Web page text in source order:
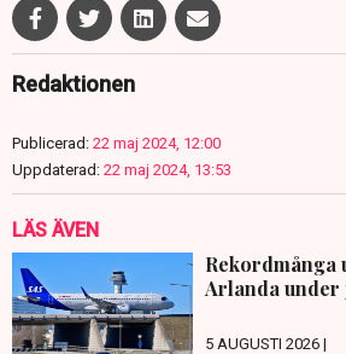
Redaktionen
Publicerad: 22 maj 2024, 12:00
Uppdaterad: 22 maj 2024, 13:53
LÄS ÄVEN
Arlanda under
5 AUGUSTI 2026 |